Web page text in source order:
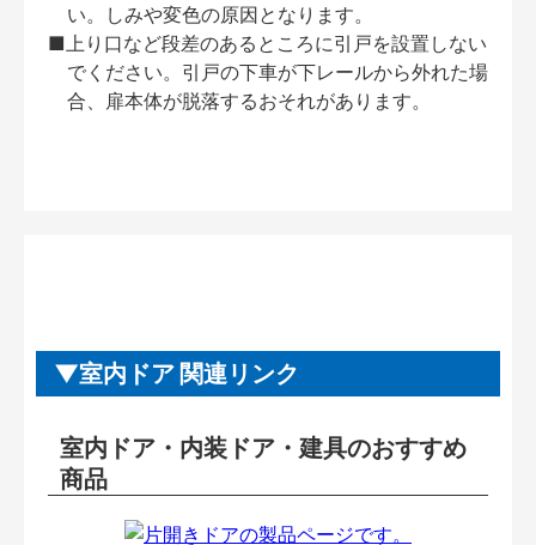
い。しみや変色の原因となります。
■上り口など段差のあるところに引戸を設置しない
でください。引戸の下車が下レールから外れた場
合、扉本体が脱落するおそれがあります。
室内ドア 関連リンク
室内ドア・内装ドア・建具のおすすめ
商品